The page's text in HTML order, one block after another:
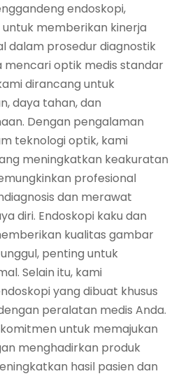
endoskopi,
memberikan kinerja
dalam prosedur diagnostik
mencari optik medis standar
dirancang untuk
daya tahan, dan
Dengan pengalaman
teknologi optik, kami
meningkatkan keakuratan
profesional
dan merawat
diri. Endoskopi kaku dan
kualitas gambar
penting untuk
Selain itu, kami
yang dibuat khusus
peralatan medis Anda.
untuk memajukan
menghadirkan produk
hasil pasien dan